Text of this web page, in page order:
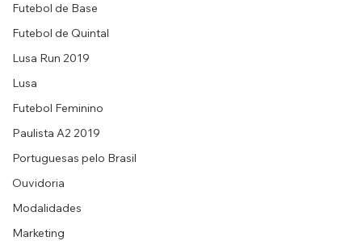
Futebol de Base
Futebol de Quintal
Lusa Run 2019
Lusa
Futebol Feminino
Paulista A2 2019
Portuguesas pelo Brasil
Ouvidoria
Modalidades
Marketing